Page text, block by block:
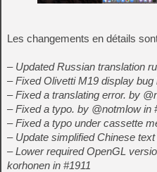
Les changements en détails
– Updated Russian translation
– Fixed Olivetti M19 display
– Fixed a translating error. by
– Fixed a typo. by @notmlow in
– Fixed a typo under cassette
– Update simplified Chinese
– Lower required OpenGL
korhonen in #1911